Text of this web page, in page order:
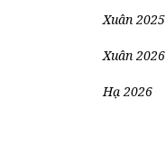
Xuân 2025
Xuân 2026
Hạ 2026